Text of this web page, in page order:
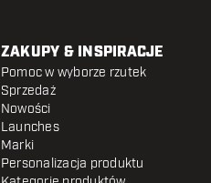
ZAKUPY & INSPIRACJE
Pomoc w wyborze rzutek
Sprzedaż
Nowości
Launches
Marki
Personalizacja produktu